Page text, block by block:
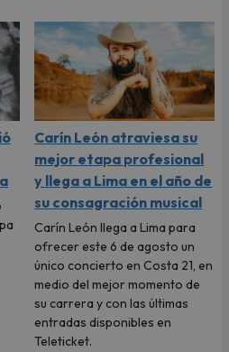
Carín León atraviesa su
mejor etapa profesional
y llega a Lima en el año de
su consagración musical
Carín León llega a Lima para
ofrecer este 6 de agosto un
único concierto en Costa 21, en
medio del mejor momento de
su carrera y con las últimas
entradas disponibles en
Teleticket.